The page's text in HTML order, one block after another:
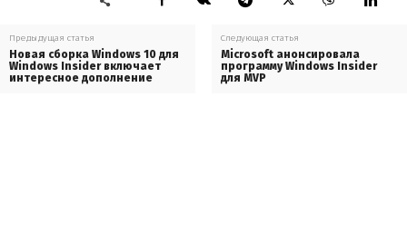
Предыдущая статья
Новая сборка Windows 10 для
Windows Insider включает
интересное дополнение
Следующая статья
Microsoft анонсировала
программу Windows Insider
для MVP